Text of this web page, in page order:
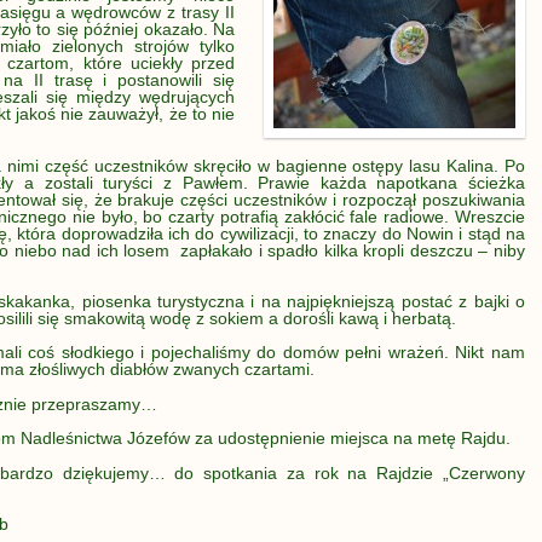
a wędrowców z trasy II
to się później okazało. Na
zielonych strojów tylko
które uciekły przed
II trasę i postanowili się
się między wędrujących
jakoś nie zauważył, że to nie
część uczestników skręciło w bagienne ostępy lasu Kalina. Po
a zostali turyści z Pawłem. Prawie każda napotkana ścieżka
się, że brakuje części uczestników i rozpoczął poszukiwania
nie było, bo czarty potrafią zakłócić fale radiowe. Wreszcie
która doprowadziła ich do cywilizacji, to znaczy do Nowin i stąd na
niebo nad ich losem zapłakało i spadło kilka kropli deszczu – niby
piosenka turystyczna i na najpiękniejszą postać z bajki o
się smakowitą wodę z sokiem a dorośli kawą i herbatą.
coś słodkiego i pojechaliśmy do domów pełni wrażeń. Nikt nam
złośliwych diabłów zwanych czartami.
przepraszamy…
Nadleśnictwa Józefów za udostępnienie miejsca na metę Rajdu.
dziękujemy… do spotkania za rok na Rajdzie „Czerwony